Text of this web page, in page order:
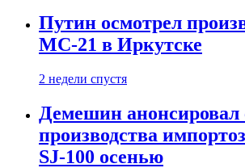
Путин осмотрел
МС-21 в Иркутске
2 недели спустя
Демешин анонсировал
производства
SJ-100 осенью